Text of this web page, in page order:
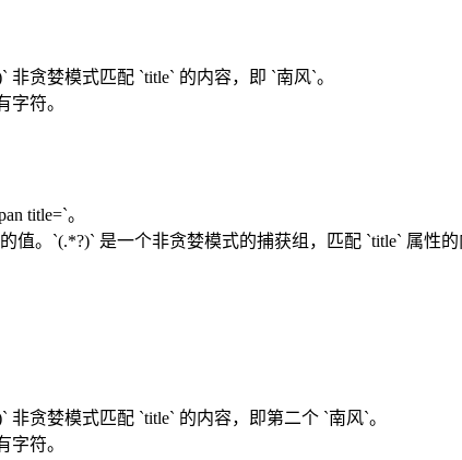
非贪婪模式匹配 `title` 的内容，即 `南风`。
字符。
title=`。
值。`(.*?)` 是一个非贪婪模式的捕获组，匹配 `title` 属性
非贪婪模式匹配 `title` 的内容，即第二个 `南风`。
字符。